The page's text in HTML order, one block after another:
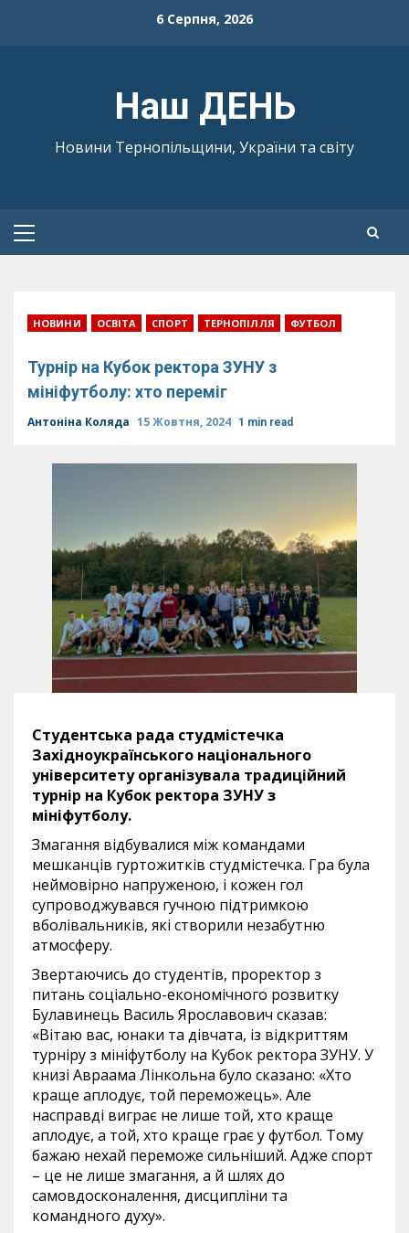
6 Серпня, 2026
Наш ДЕНЬ
Новини Тернопільщини, України та світу
Primary
НОВИНИ ОСВІТА СПОРТ ТЕРНОПІЛЛЯ ФУТБОЛ
Турнір на Кубок ректора ЗУНУ з
мініфутболу: хто переміг
Антоніна Коляда 15 Жовтня, 2024 1 min read
Студентська рада студмістечка
Західноукраїнського національного
університету організувала традиційний
турнір на Кубок ректора ЗУНУ з
мініфутболу.
Змагання відбувалися між командами
мешканців гуртожитків студмістечка. Гра була
неймовірно напруженою, і кожен гол
супроводжувався гучною підтримкою
вболівальників, які створили незабутню
атмосферу.
Звертаючись до студентів, проректор з
питань соціально-економічного розвитку
Булавинець Василь Ярославович сказав:
«Вітаю вас, юнаки та дівчата, із відкриттям
турніру з мініфутболу на Кубок ректора ЗУНУ. У
книзі Авраама Лінкольна було сказано: «Хто
краще аплодує, той переможець». Але
насправді виграє не лише той, хто краще
аплодує, а той, хто краще грає у футбол. Тому
бажаю нехай переможе сильніший. Адже спорт
– це не лише змагання, а й шлях до
самовдосконалення, дисципліни та
командного духу».